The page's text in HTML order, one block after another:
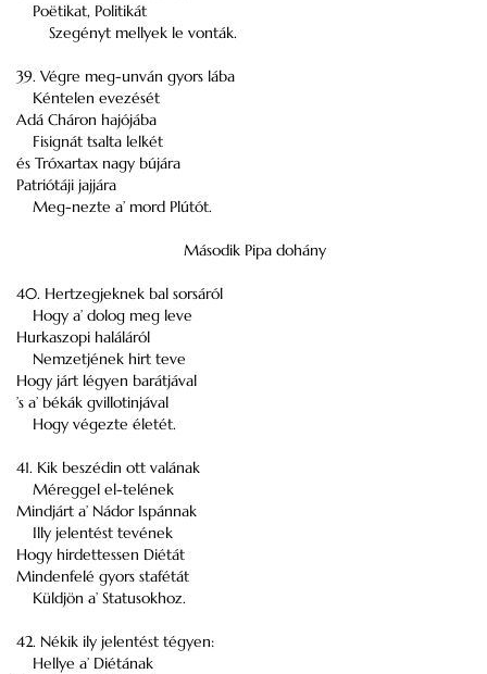
Poëtikat, Politikát
Szegényt mellyek le vonták.
39. Végre meg-unván gyors lába
Kéntelen evezését
Adá Cháron hajójába
Fisignát tsalta lelkét
és Tróxartax nagy bújára
Patriótáji jajjára
Meg-nezte a’ mord Plútót.
Második Pipa dohány
40. Hertzegjeknek bal sorsáról
Hogy a’ dolog meg leve
Hurkaszopi haláláról
Nemzetjének hirt teve
Hogy járt légyen barátjával
’s a’ békák gvillotinjával
Hogy végezte életét.
41. Kik beszédin ott valának
Méreggel el-telének
Mindjárt a’ Nádor Ispánnak
Illy jelentést tevének
Hogy hirdettessen Diétát
Mindenfelé gyors stafétát
Küldjön a’ Statusokhoz.
42. Nékik ily jelentést tégyen:
Hellye a’ Diétának